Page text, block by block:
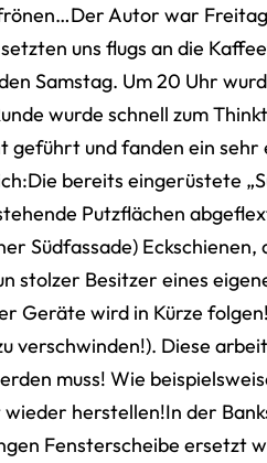
frönen…Der Autor war
uns flugs an die
Samstag. Um 20 Uhr
wurde schnell zum
und fanden ein
bereits eingerüstete
Putzflächen
Südfassade)
stolzer Besitzer eines
Geräte wird in Kürze
verschwinden!). Diese
muss! Wie
herstellen!In der
Fensterscheibe